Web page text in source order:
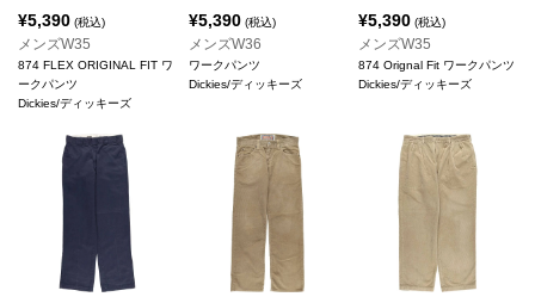
¥5,390 (税込)
メンズW35
874 FLEX ORIGINAL FIT ワ
ークパンツ
Dickies/ディッキーズ
¥5,390(税込)
メンズW36
ワークパンツ
Dickies/ディッキーズ
¥5,390 (税込)
メンズW35
874 Orignal Fit ワークパンツ
Dickies/ディッキーズ